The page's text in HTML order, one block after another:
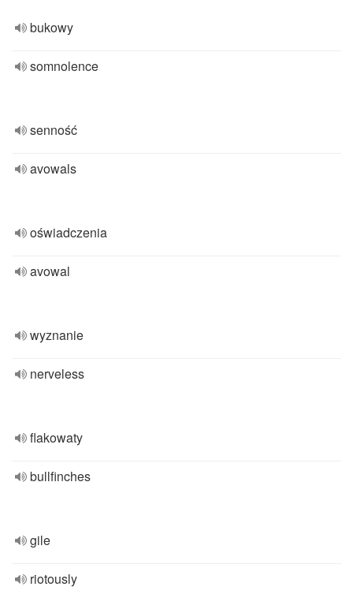
bukowy
somnolence
senność
avowals
oświadczenia
avowal
wyznanie
nerveless
flakowaty
bullfinches
gile
riotously